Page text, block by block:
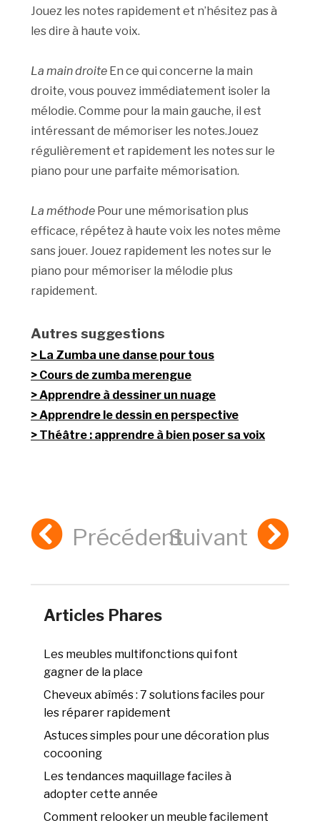
Jouez les notes rapidement et n’hésitez pas à
les dire à haute voix.
La main droite En ce qui concerne la main
droite, vous pouvez immédiatement isoler la
mélodie. Comme pour la main gauche, il est
intéressant de mémoriser les notes.Jouez
régulièrement et rapidement les notes sur le
piano pour une parfaite mémorisation.
La méthode Pour une mémorisation plus
efficace, répétez à haute voix les notes même
sans jouer. Jouez rapidement les notes sur le
piano pour mémoriser la mélodie plus
rapidement.
Autres suggestions
La Zumba une danse pour tous
Cours de zumba merengue
Apprendre à dessiner un nuage
Apprendre le dessin en perspective
Théâtre : apprendre à bien poser sa voix
PrécédentSuivant
Articles Phares
Les meubles multifonctions qui font
gagner de la place
Cheveux abîmés : 7 solutions faciles pour
les réparer rapidement
Astuces simples pour une décoration plus
cocooning
Les tendances maquillage faciles à
adopter cette année
Comment relooker un meuble facilement